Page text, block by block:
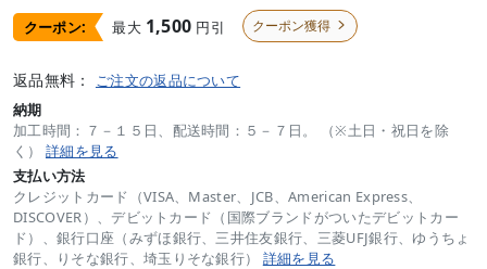
クーポン: 最大 1,500 円引 クーポン獲得 
返品無料： ご注文の返品について
納期
加工時間：７－１５日、配送時間：５－７日。 （※土日・祝日を除
く） 詳細を見る
支払い方法
クレジットカード（VISA、Master、JCB、American Express、
DISCOVER）、デビットカード（国際ブランドがついたデビットカー
ド）、銀行口座（みずほ銀行、三井住友銀行、三菱UFJ銀行、ゆうちょ
銀行、りそな銀行、埼玉りそな銀行） 詳細を見る